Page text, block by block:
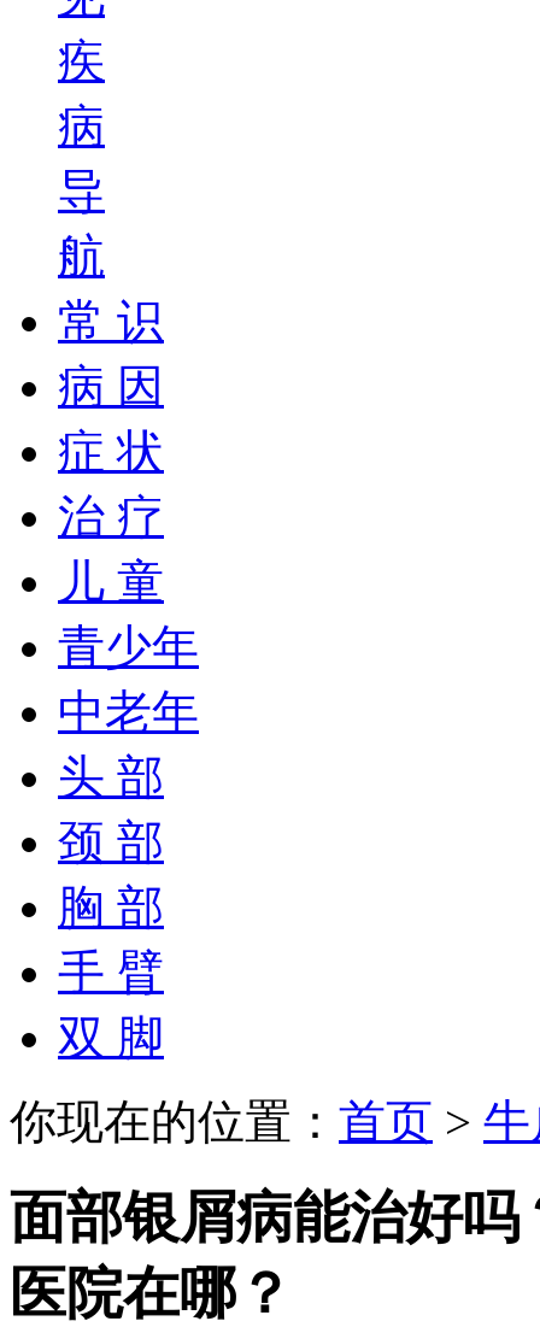
疾
病
导
航
常 识
病 因
症 状
治 疗
儿 童
青少年
中老年
头 部
颈 部
胸 部
手 臂
双 脚
你现在的位置： 首页 >
面部银屑病能治好
医院在哪？